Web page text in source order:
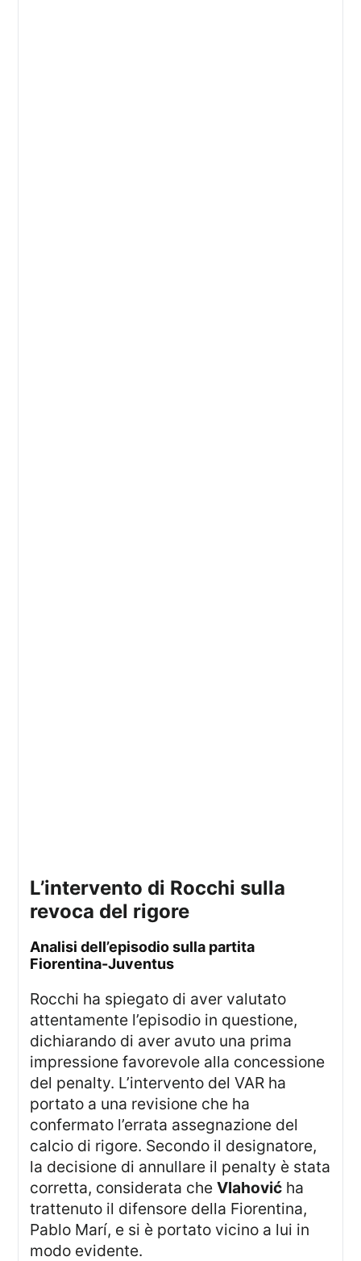
l’intervento di Rocchi sulla
revoca del rigore
analisi dell’episodio sulla partita
Fiorentina-Juventus
Rocchi ha spiegato di aver valutato
attentamente l’episodio in questione,
dichiarando di aver avuto una prima
impressione favorevole alla concessione
del penalty. L’intervento del VAR ha
portato a una revisione che ha
confermato l’errata assegnazione del
calcio di rigore. Secondo il designatore,
la decisione di annullare il penalty è stata
corretta, considerata cheVlahović ha
trattenuto il difensore della Fiorentina,
Pablo Marí, e si è portato vicino a lui in
modo evidente.